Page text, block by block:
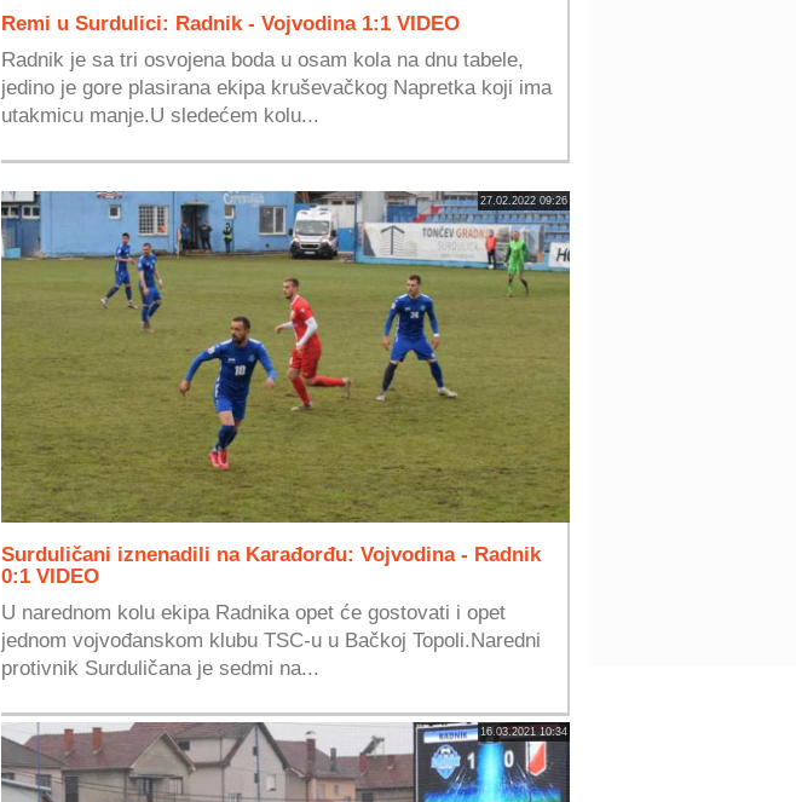
Remi u Surdulici: Radnik - Vojvodina 1:1 VIDEO
Radnik je sa tri osvojena boda u osam kola na dnu tabele,
jedino je gore plasirana ekipa kruševačkog Napretka koji ima
utakmicu manje.U sledećem kolu...
27.02.2022 09:26
Surduličani iznenadili na Karađorđu: Vojvodina - Radnik
0:1 VIDEO
U narednom kolu ekipa Radnika opet će gostovati i opet
jednom vojvođanskom klubu TSC-u u Bačkoj Topoli.Naredni
protivnik Surduličana je sedmi na...
16.03.2021 10:34